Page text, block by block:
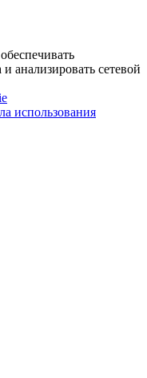
анализировать сетевой
использования